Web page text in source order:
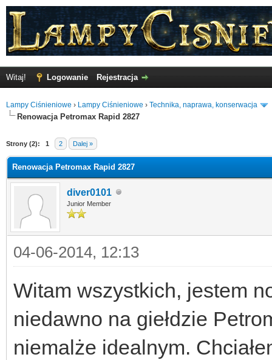
Witaj! Logowanie Rejestracja
Lampy Ciśnieniowe › Lampy Ciśnieniowe › Technika, naprawa, konserwacja
Renowacja Petromax Rapid 2827
Strony (2): 1 2 Dalej »
Renowacja Petromax Rapid 2827
diver0101
Junior Member
04-06-2014, 12:13
Witam wszystkich, jestem
niedawno na giełdzie
niemalże idealnym.